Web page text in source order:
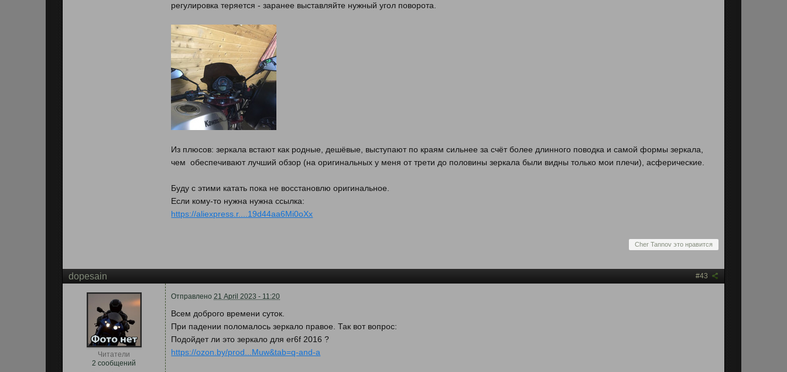
регулировка теряется - заранее выставляйте нужный угол поворота.
Из плюсов: зеркала встают как родные, дешёвые, выступают по краям сильнее за счёт более длинного поводка и самой формы зеркала,
чем обеспечивают лучший обзор (на оригинальных у меня от трети до половины зеркала были видны только мои плечи), асферические.
Буду с этими катать пока не восстановлю оригинальное.
Если кому-то нужна нужна ссылка:
https://aliexpress.r....19d44aa6Mi0oXx
Cher Tannov это нравится
#43
dopesain
Читатели
2 сообщений
Отправлено21 April 2023 - 11:20
Всем доброго времени суток.
При падении поломалось зеркало правое. Так вот вопрос:
Подойдет ли это зеркало для er6f 2016 ?
https://ozon.by/prod...Muw&tab=q-and-a